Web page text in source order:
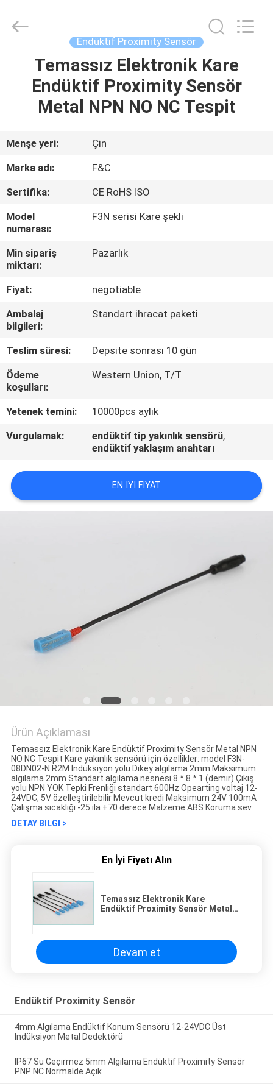
ÜRÜN:%
HAKKIMIZDA
FABRIKA
TURU
KALITE
KONTROL
BIZE
ULAŞIN
BIR
Copyright
automationsensors.com.
Endüktif Proximity Sensör
Temassız Elektronik Kare
Endüktif Proximity Sensör
Metal NPN NO NC Tespit
Menşe yeri:
Çin
Marka adı:
F&C
Sertifika:
CE RoHS ISO
Model
numarası:
F3N serisi Kare şekli
Min sipariş
miktarı:
Pazarlık
Fiyat:
negotiable
Ambalaj
bilgileri:
Standart ihracat paketi
Teslim süresi:
Depsite sonrası 10 gün
Ödeme
koşulları:
Western Union, T/T
Yetenek temini:
10000pcs aylık
Vurgulamak:
endüktif tip yakınlık sensörü,
endüktif yaklaşım anahtarı
EN IYI FIYAT
Ürün Açıklaması
Temassız Elektronik Kare Endüktif Proximity Sensör Metal NPN
NO NC Tespit Kare yakınlık sensörü için özellikler: model F3N-
08DN02-N R2M İndüksiyon yolu Dikey algılama 2mm Maksimum
algılama 2mm Standart algılama nesnesi 8 * 8 * 1 (demir) Çıkış
yolu NPN YOK Tepki Frenliği standart 600Hz Opearting voltaj 12-
24VDC, 5V özelleştirilebilir Mevcut kredi Maksimum 24V 100mA
Çalışma sıcaklığı -25 ila +70 derece Malzeme ABS Koruma sev
DETAY BILGI >
En İyi Fiyatı Alın
Temassız Elektronik Kare
Endüktif Proximity Sensör Metal
Devam et
Endüktif Proximity Sensör
4mm Algılama Endüktif Konum Sensörü 12-24VDC Üst
Indüksiyon Metal Dedektörü
IP67 Su Geçirmez 5mm Algılama Endüktif Proximity Sensör
PNP NC Normalde Açık